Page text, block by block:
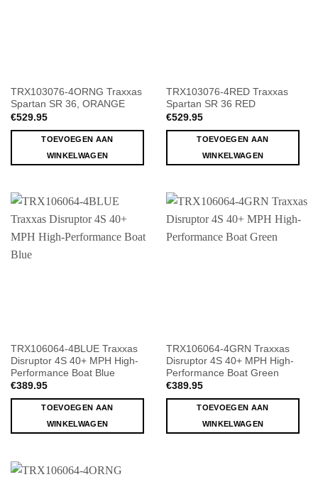
TRX103076-4ORNG Traxxas
Spartan SR 36, ORANGE
€529.95
TOEVOEGEN AAN
WINKELWAGEN
TRX103076-4RED Traxxas
Spartan SR 36 RED
€529.95
TOEVOEGEN AAN
WINKELWAGEN
TRX106064-4BLUE Traxxas
Disruptor 4S 40+ MPH High-
Performance Boat Blue
€389.95
TOEVOEGEN AAN
WINKELWAGEN
TRX106064-4GRN Traxxas
Disruptor 4S 40+ MPH High-
Performance Boat Green
€389.95
TOEVOEGEN AAN
WINKELWAGEN